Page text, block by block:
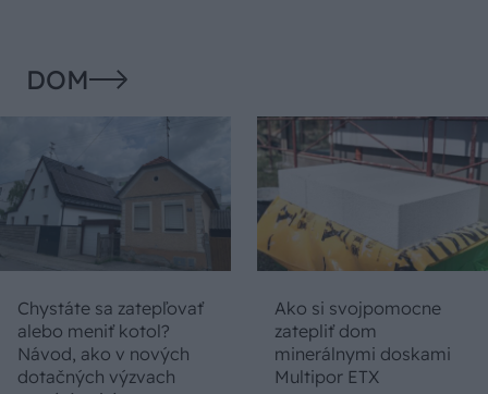
DOM
Chystáte sa zatepľovať
alebo meniť kotol?
Návod, ako v nových
dotačných výzvach
Ako si svojpomocne
zatepliť dom
minerálnymi doskami
Multipor ETX